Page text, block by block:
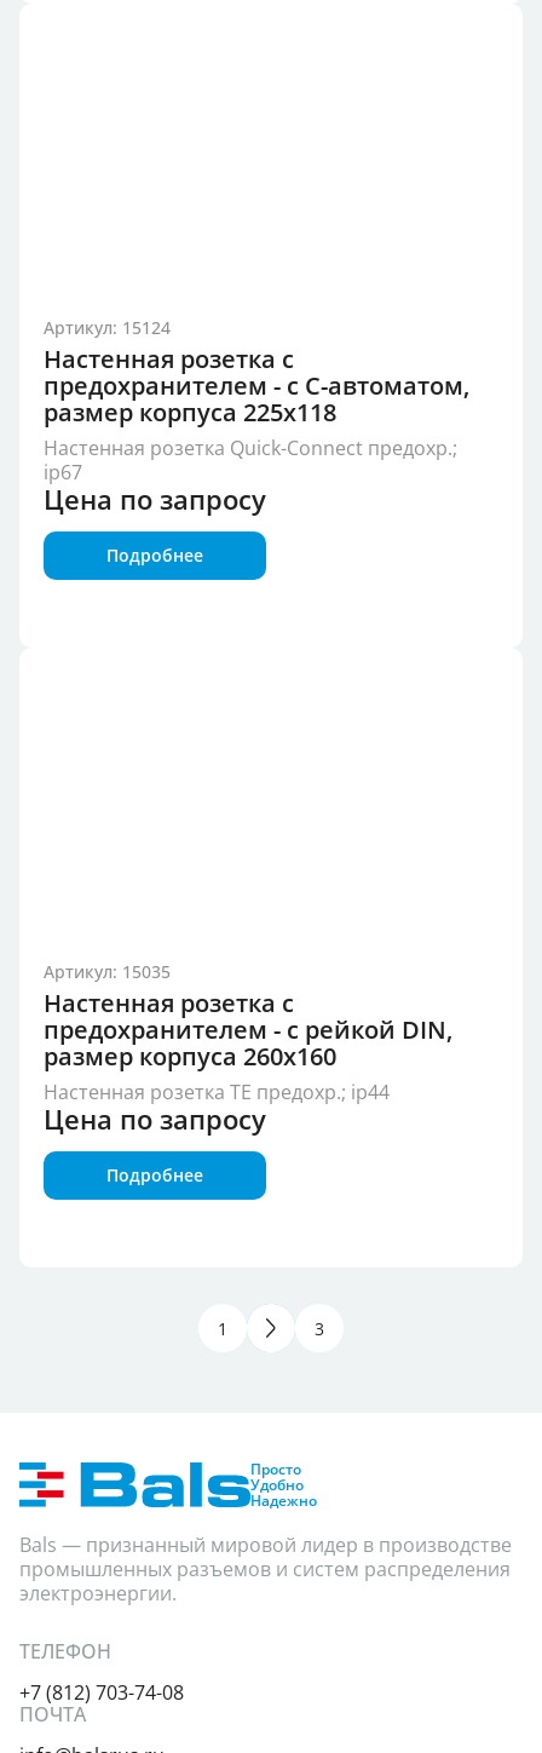
Артикул: 15124
Настенная розетка с
предохранителем - с С-автоматом,
размер корпуса 225x118
Настенная розетка Quick-Connect предохр.;
ip67
Цена по запросу
Подробнее
Артикул: 15035
Настенная розетка с
предохранителем - с рейкой DIN,
размер корпуса 260x160
Настенная розетка TE предохр.; ip44
Цена по запросу
Подробнее
1 2 3
Просто
Удобно
Надежно
Bals — признанный мировой лидер в производстве
промышленных разъемов и систем распределения
электроэнергии.
ТЕЛЕФОН
+7 (812) 703-74-08
ПОЧТА